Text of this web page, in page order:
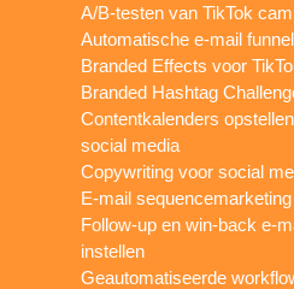
A/B-testen van TikTok
Automatische e-mail
Branded Effects voor
Branded Hashtag
Contentkalenders
social media
Copywriting voor social
E-mail
Follow-up en win-back e-
instellen
Geautomatiseerde